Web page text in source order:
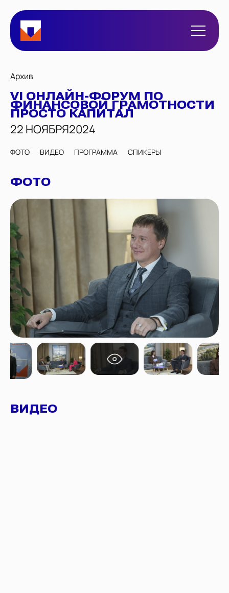
Архив
22 НОЯБРЯ2024
VI ОНЛАЙН-ФОРУМ ПО
ФИНАНСОВОЙ ГРАМОТНОСТИ
ПРОСТО КАПИТАЛ
ФОТО ВИДЕО ПРОГРАММА СПИКЕРЫ
ФОТО
ВИДЕО